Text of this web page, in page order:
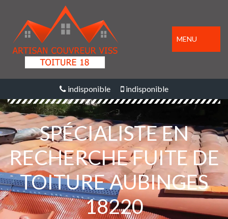
MENU
indisponible indisponible
SPÉCIALISTE EN
RECHERCHE FUITE DE
TOITURE AUBINGES
18220